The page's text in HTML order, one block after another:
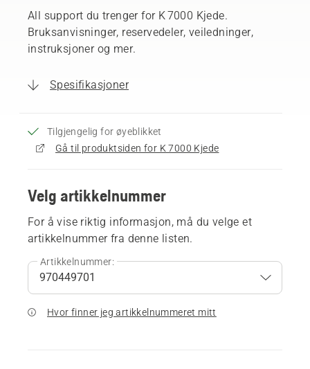
All support du trenger for K 7000 Kjede.
Bruksanvisninger, reservedeler, veiledninger,
instruksjoner og mer.
Spesifikasjoner
Tilgjengelig for øyeblikket
Gå til produktsiden for K 7000 Kjede
Velg artikkelnummer
For å vise riktig informasjon, må du velge et
artikkelnummer fra denne listen.
Artikkelnummer:
Hvor finner jeg artikkelnummeret mitt